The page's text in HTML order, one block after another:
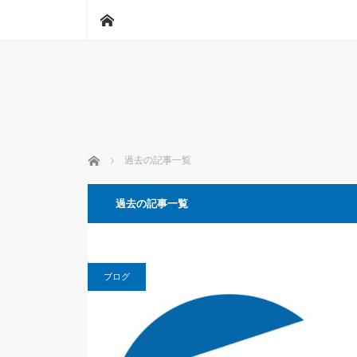
ホーム 過去の記事一覧
過去の記事一覧
ブログ